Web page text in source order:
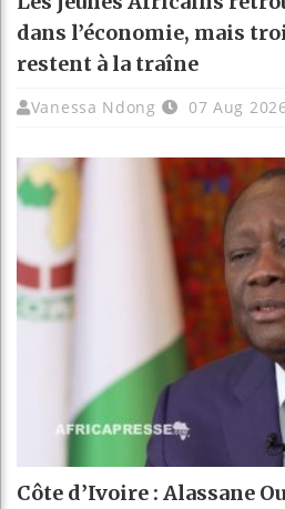
dans l’économie, mais
restent à la traîne
Vanessa Ndong 07 Aug 2026
Côte d’Ivoire : Alassane